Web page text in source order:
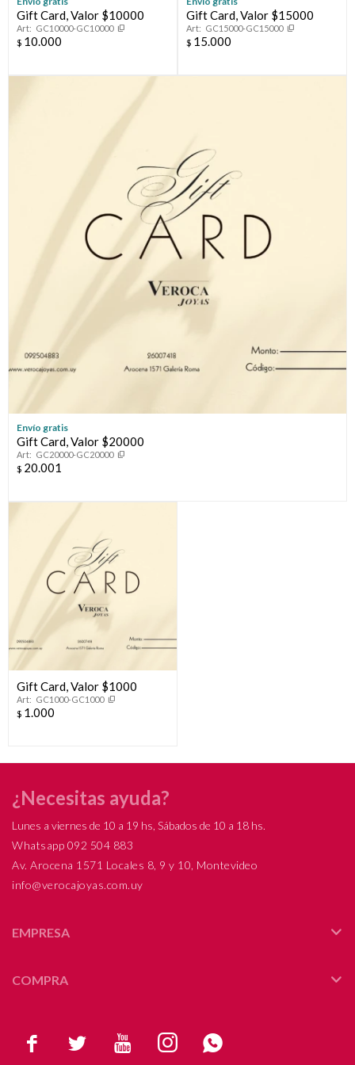
Gift Card, Valor $10000
GC10000-GC10000
$ 10.000
Gift Card, Valor $15000
GC15000-GC15000
$ 15.000
Envío gratis
Gift Card, Valor $20000
GC20000-GC20000
$ 20.001
Gift Card, Valor $1000
GC1000-GC1000
$ 1.000
    
¿Necesitas ayuda?
Lunes a viernes de 10 a 19 hs, Sábados de 10 a 18 hs.
Whatsapp 092 504 883
Av. Arocena 1571 Locales 8, 9 y 10, Montevideo
info@verocajoyas.com.uy
EMPRESA
COMPRA